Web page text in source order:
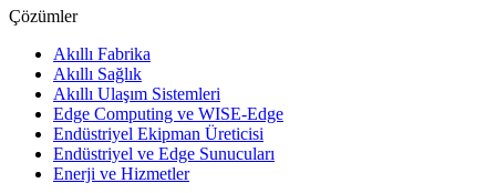
Çözümler
Akıllı Fabrika
Akıllı Sağlık
Akıllı Ulaşım Sistemleri
Edge Computing ve WISE-Edge
Endüstriyel Ekipman Üreticisi
Endüstriyel ve Edge Sunucuları
Enerji ve Hizmetler